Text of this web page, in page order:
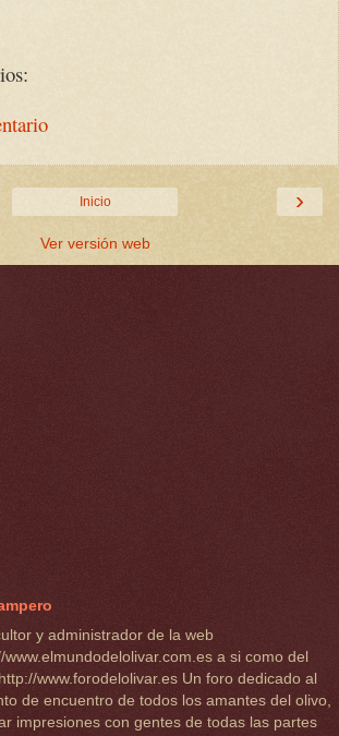
›
Inicio
Ver versión web
y administrador de la web
www.elmundodelolivar.com.es a si como del
www.forodelolivar.es Un foro dedicado al
de encuentro de todos los amantes del olivo,
impresiones con gentes de todas las partes